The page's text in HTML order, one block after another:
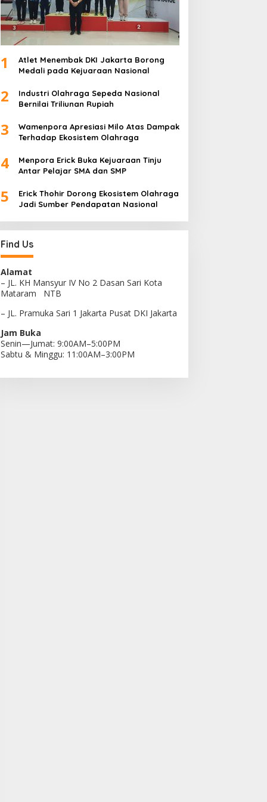
1
Atlet Menembak DKI Jakarta Borong
Medali pada Kejuaraan Nasional
2
Industri Olahraga Sepeda Nasional
Bernilai Triliunan Rupiah
3
Wamenpora Apresiasi Milo Atas Dampak
Terhadap Ekosistem Olahraga
4
Menpora Erick Buka Kejuaraan Tinju
Antar Pelajar SMA dan SMP
5
Erick Thohir Dorong Ekosistem Olahraga
Jadi Sumber Pendapatan Nasional
Find Us
Alamat
– JL. KH Mansyur IV No 2 Dasan Sari Kota
Mataram NTB
– JL. Pramuka Sari 1 Jakarta Pusat DKI Jakarta
Jam Buka
Senin—Jumat: 9:00AM–5:00PM
Sabtu & Minggu: 11:00AM–3:00PM